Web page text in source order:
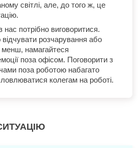
світлі, але, до того ж, це
нас потрібно виговоритися.
розчарування або
намагайтеся
поза офісом. Поговорити з
поза роботою набагато
колегам на роботі.